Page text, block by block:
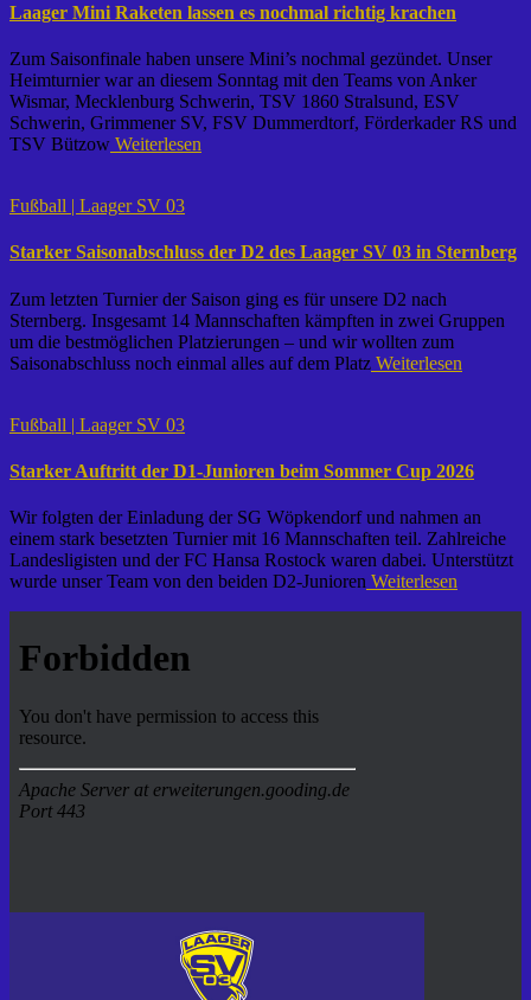
Laager Mini Raketen lassen es nochmal richtig krachen
Zum Saisonfinale haben unsere Mini’s nochmal gezündet. Unser
Heimturnier war an diesem Sonntag mit den Teams von Anker
Wismar, Mecklenburg Schwerin, TSV 1860 Stralsund, ESV
Schwerin, Grimmener SV, FSV Dummerdtorf, Förderkader RS und
TSV Bützow Weiterlesen
Fußball | Laager SV 03
Starker Saisonabschluss der D2 des Laager SV 03 in Sternberg
Zum letzten Turnier der Saison ging es für unsere D2 nach
Sternberg. Insgesamt 14 Mannschaften kämpften in zwei Gruppen
um die bestmöglichen Platzierungen – und wir wollten zum
Saisonabschluss noch einmal alles auf dem Platz Weiterlesen
Fußball | Laager SV 03
Starker Auftritt der D1-Junioren beim Sommer Cup 2026
Wir folgten der Einladung der SG Wöpkendorf und nahmen an
einem stark besetzten Turnier mit 16 Mannschaften teil. Zahlreiche
Landesligisten und der FC Hansa Rostock waren dabei. Unterstützt
wurde unser Team von den beiden D2-Junioren Weiterlesen